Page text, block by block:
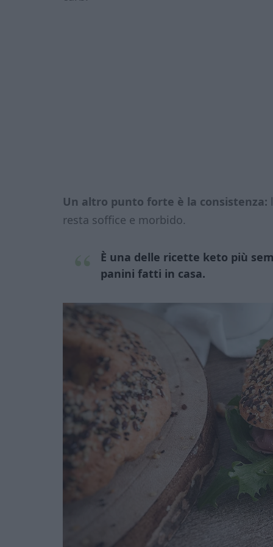
Un altro punto forte è la consistenza:
resta soffice e morbido.
È una delle ricette keto più
panini fatti in casa.